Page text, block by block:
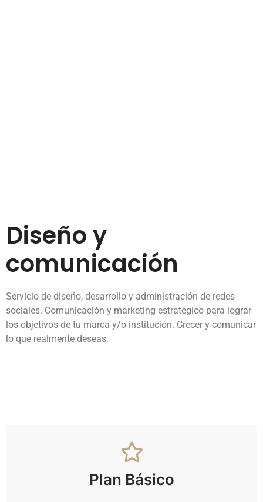
Diseño y
comunicación
Servicio de diseño, desarrollo y administración de redes
sociales. Comunicación y marketing estratégico para lograr
los objetivos de tu marca y/o institución. Crecer y comunicar
lo que realmente deseas.
Plan Básico